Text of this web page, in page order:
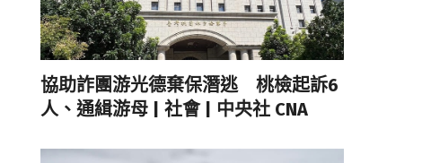
協助詐團游光德棄保潛逃 桃檢起訴6
人、通緝游母 | 社會 | 中央社 CNA